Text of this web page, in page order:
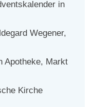
in
Wegener,
Apotheke, Markt
Kirche